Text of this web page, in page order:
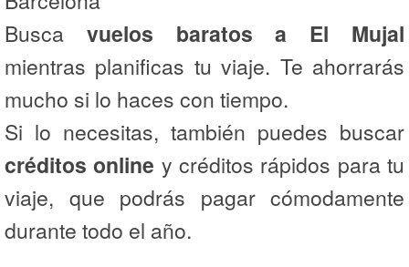
Busca vuelos baratos a El Mujal
mientras planificas tu viaje. Te ahorrarás
mucho si lo haces con tiempo.
Si lo necesitas, también puedes buscar
créditos online y créditos rápidos para tu
viaje, que podrás pagar cómodamente
durante todo el año.